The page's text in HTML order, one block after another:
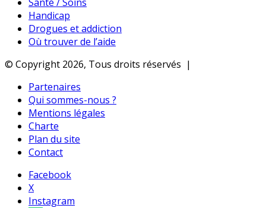
Handicap
Drogues et addiction
Où trouver de l’aide
© Copyright 2026, Tous droits réservés |
Partenaires
Qui sommes-nous ?
Mentions légales
Charte
Plan du site
Contact
Facebook
X
Instagram